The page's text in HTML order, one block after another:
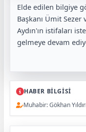
Elde edilen bilgiye
Başkanı Ümit Sezer
Aydın'ın istifaları
gelmeye devam
HABER BİLGİSİ
Muhabir: Gökhan